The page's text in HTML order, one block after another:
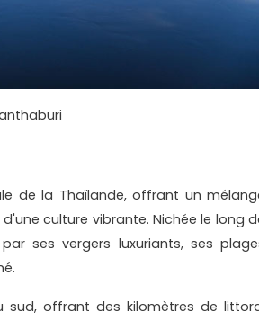
de la Thaïlande, offrant un
culture vibrante. Nichée le long
ses vergers luxuriants, ses
sud, offrant des kilomètres de